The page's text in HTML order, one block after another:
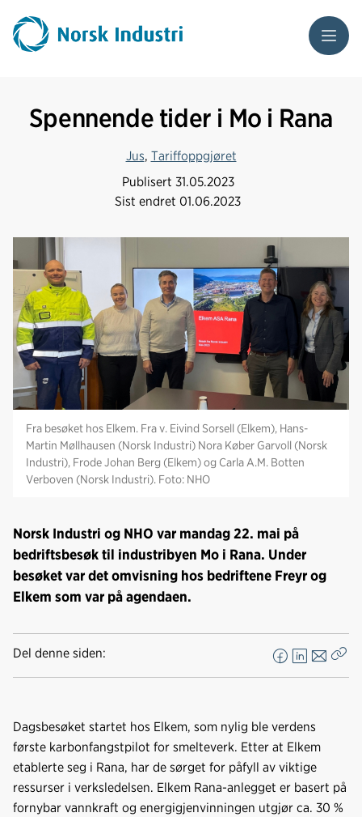
Meny
Spennende tider i Mo i Rana
Jus, Tariffoppgjøret
Publisert 31.05.2023
Sist endret 01.06.2023
Fra besøket hos Elkem. Fra v. Eivind Sorsell (Elkem), Hans-
Martin Møllhausen (Norsk Industri) Nora Køber Garvoll (Norsk
Industri), Frode Johan Berg (Elkem) og Carla A.M. Botten
Verboven (Norsk Industri). Foto: NHO
Norsk Industri og NHO var mandag 22. mai på
bedriftsbesøk til industribyen Mo i Rana. Under
besøket var det omvisning hos bedriftene Freyr og
Elkem som var på agendaen.
Del denne siden:
F
a
e
b
o
o
L
i
k
e
d
E
-
o
s
t
Dagsbesøket startet hos Elkem, som nylig ble verdens
første karbonfangstpilot for smelteverk. Etter at Elkem
etablerte seg i Rana, har de sørget for påfyll av viktige
ressurser i verksledelsen. Elkem Rana-anlegget er basert på
fornybar vannkraft og energigjenvinningen utgjør ca. 30 %